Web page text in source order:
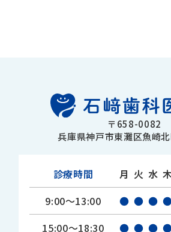
〒658-0082
兵庫県神戸市東灘区魚崎
診療時間 月 火 水
9:00～13:00
● ● ●
15:00～18:30
● ● ●